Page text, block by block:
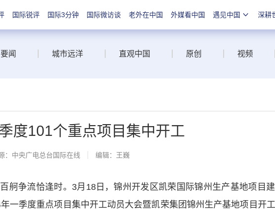
国际锐评 国际3分钟 国际微访谈 老外在中国 外媒看中国 遇见中国 深耕
要闻 城市远洋 直观中国 原创 视频
度101个重点项目集中开工
：中央广电总台国际在线 编辑：王巍
争流恰逢时。3月18日，锦州开发区凯荣国际锦州生产基地项目
一季度重点项目集中开工动员大会暨凯荣集团锦州生产基地项目开